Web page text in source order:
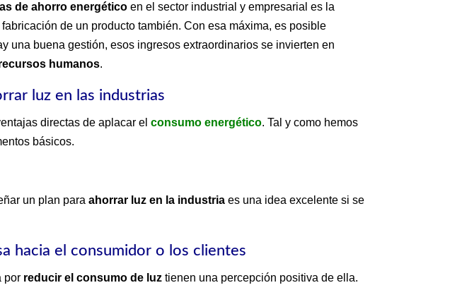
de ahorro energético en el sector industrial y empresarial es la
de un producto también. Con esa máxima, es posible
una buena gestión, esos ingresos extraordinarios se invierten en
humanos.
luz en las industrias
directas de aplacar elconsumo energético. Tal y como hemos
básicos.
un plan paraahorrar luz en la industria es una idea excelente si se
hacia el consumidor o los clientes
por reducir el consumo de luz tienen una percepción positiva de ella.